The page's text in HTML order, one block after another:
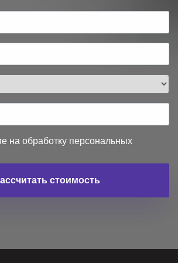
на обработку персональных
стоимость